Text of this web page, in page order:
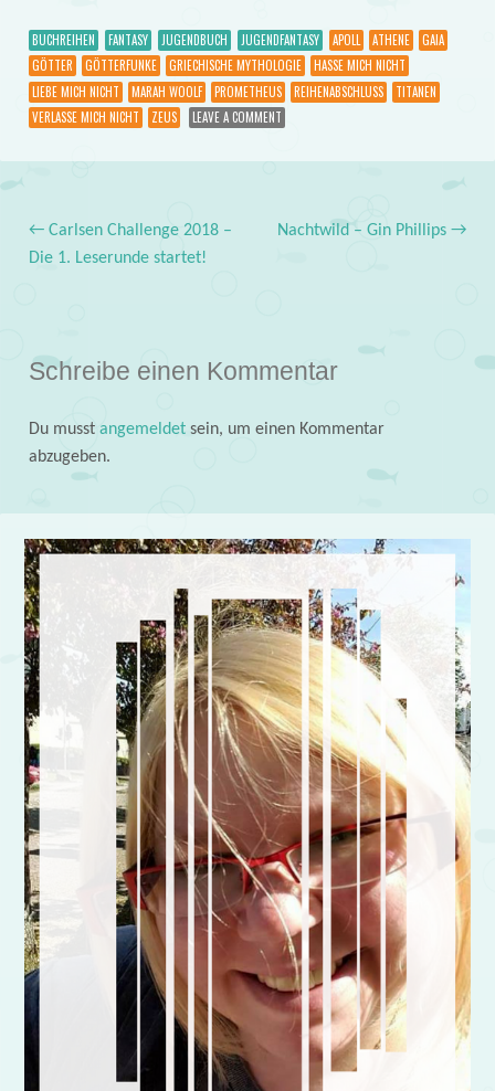
BUCHREIHEN FANTASY JUGENDBUCH JUGENDFANTASY APOLL ATHENE
GAIA
GÖTTER
GÖTTERFUNKE GRIECHISCHE MYTHOLOGIE
HASSE MICH NICHT
LIEBE MICH NICHT
MARAH WOOLF PROMETHEUS REIHENABSCHLUSS
TITANEN
VERLASSE MICH NICHT
ZEUS LEAVE A COMMENT
Post navigation
←Carlsen Challenge 2018 –
Die 1. Leserunde startet!
Nachtwild – Gin Phillips→
Schreibe einen Kommentar
Du musst angemeldetsein, um einen Kommentar
abzugeben.